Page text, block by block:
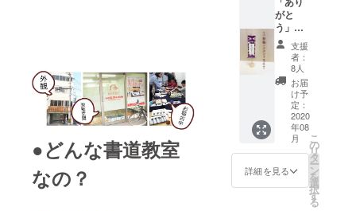
●どんな書道教室
なの？
ろしく
お願い
いたし
ます。
ＡＲＫ
は、 手
のひら
サイズ
のミニ
チュア
掛軸で
す。 本
に挿ん
で栞と
してお
使いく
ださ
い。 ま
がと
う」ミ
ニ掛軸×
スタン
ドＳＥ
Ｔ 定
価2500
円と 感
謝の気
持ちを
手紙で
お届け
（送料
込） 手
のひら
支援
者：
8人
お届
け予
定：
2020
年08
月
詳細を見る
こ
の
リ
タ
ー
ン
を
選
択
す
る